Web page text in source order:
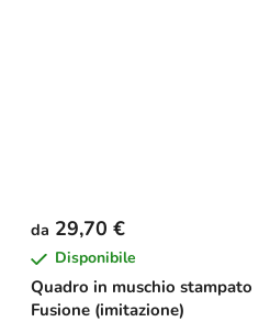
Quadro in muschio stampato
Fusione (imitazione)
da 29,70 €
Disponibile